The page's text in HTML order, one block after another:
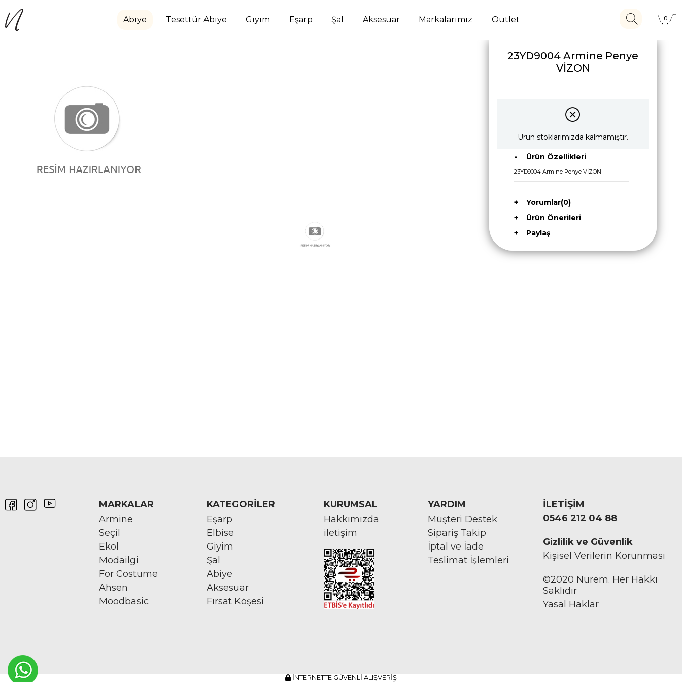
Abiye Tesettür Abiye Giyim Eşarp Şal Aksesuar Markalarımız Outlet 0
23YD9004 Armine Penye
VİZON
Ürün stoklarımızda kalmamıştır.
Ürün Özellikleri
23YD9004 Armine Penye VİZON
Yorumlar(0)
Ürün Önerileri
Paylaş
İLETİŞİM
0546 212 04 88
Gizlilik ve Güvenlik
Kişisel Verilerin Korunması
©2020 Nurem. Her Hakkı
Saklıdır
Yasal Haklar
MARKALAR
Armine
Seçil
Ekol
Modailgi
For Costume
Ahsen
Moodbasic
KATEGORİLER
Eşarp
Elbise
Giyim
Şal
Abiye
Aksesuar
Fırsat Köşesi
KURUMSAL
Hakkımızda
iletişim
YARDIM
Müşteri Destek
Sipariş Takip
İptal ve İade
Teslimat İşlemleri
İNTERNETTE GÜVENLİ ALIŞVERİŞ